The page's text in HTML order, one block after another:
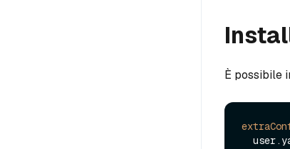
È possibile
  user.